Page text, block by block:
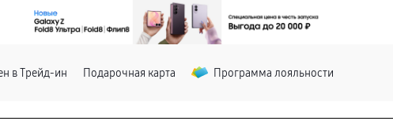
в Трейд-ин Подарочная карта
Программа лояльности